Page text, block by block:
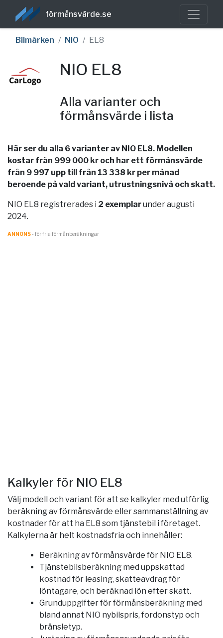
förmånsvärde.se
Bilmärken NIO EL8
NIO EL8
Alla varianter och
förmånsvärde i lista
Här ser du alla 6 varianter av NIO EL8. Modellen
kostar från 999 000 kr och har ett förmånsvärde
från 9 997 upp till från 13 338 kr per månad
beroende på vald variant, utrustningsnivå och skatt.
NIO EL8 registrerades i 2 exemplarunder augusti
2024.
ANNONS- för fria förmånberäkningar
Kalkyler för NIO EL8
Välj modell och variant för att se kalkyler med utförlig
beräkning av förmånsvärde eller sammanställning av
kostnader för att ha EL8 som tjänstebil i företaget.
Kalkylerna är helt kostnadsfria och innehåller:
Beräkning av förmånsvärde för NIO EL8.
Tjänstebilsberäkning med uppskattad
kostnad för leasing, skatteavdrag för
löntagare, och beräknad lön efter skatt.
Grunduppgifter för förmånsberäkning med
bland annat NIO nybilspris, fordonstyp och
bränsletyp.